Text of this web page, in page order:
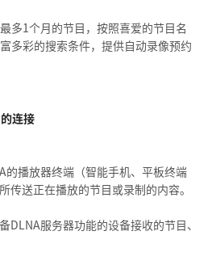
多1个月的节目，按照喜爱的节目名
多彩的搜索条件，提供自动录像预约
连接
的播放器终端（智能手机、平板终端
传送正在播放的节目或录制的内容。
DLNA服务器功能的设备接收的节目、